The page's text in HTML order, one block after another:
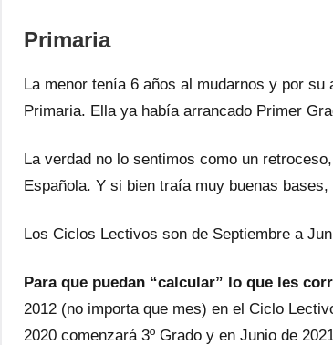
Primaria
La menor tenía 6 años al mudarnos y por
Primaria. Ella ya había arrancado Primer
La verdad no lo sentimos como un
Española. Y si bien traía muy buenas
Los Ciclos Lectivos son de Septiembre a
Para que puedan “calcular” lo que les
2012 (no importa que mes) en el Ciclo
2020 comenzará 3º Grado y en Junio de